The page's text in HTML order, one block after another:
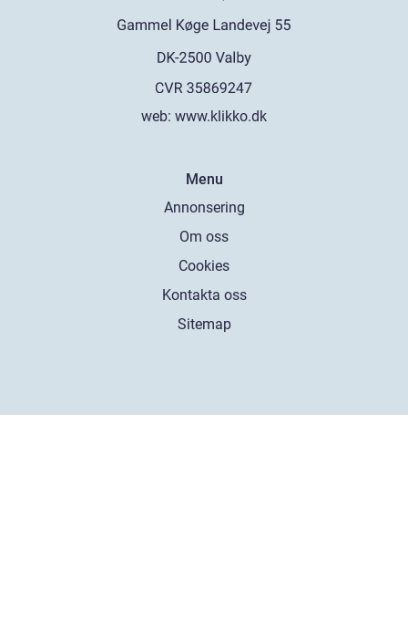
web: www.klikko.dk
Menu
Annonsering
Om oss
Cookies
Kontakta oss
Sitemap